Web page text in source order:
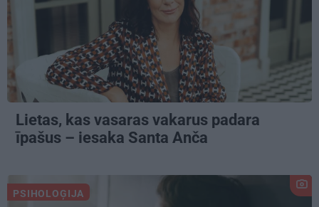
Lietas, kas vasaras vakarus padara
īpašus – iesaka Santa Anča
PSIHOLOĢIJA